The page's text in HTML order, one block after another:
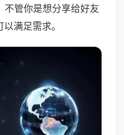
不管你是想分享给好友
满足需求。